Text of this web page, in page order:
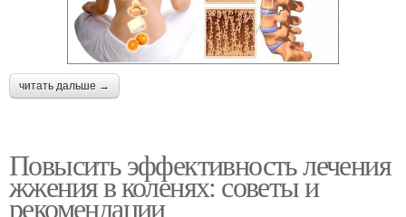
читать дальше →
Повысить эффективность лечения
жжения в коленях: советы и
рекомендации